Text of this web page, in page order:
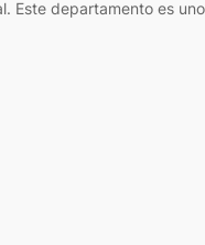
Este departamento es uno